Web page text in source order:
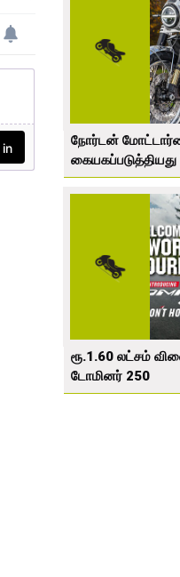
நோர்டன்
கையகப்படுத்தியது
ரூ.1.60 லட்சம்
டோமினர் 250